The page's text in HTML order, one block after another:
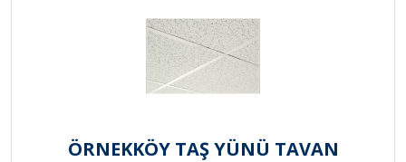
ÖRNEKKÖY TAŞ YÜNÜ TAVAN